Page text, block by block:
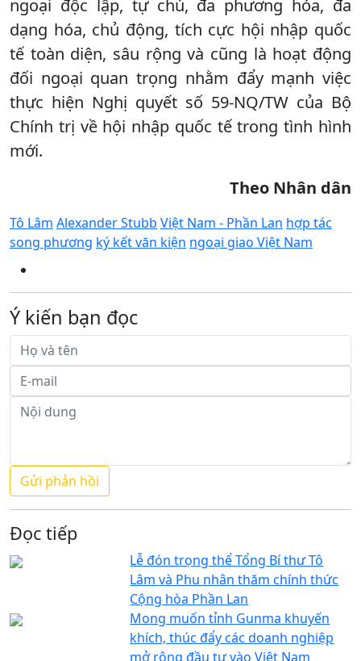
ngoại độc lập, tự chủ, đa phương hóa, đa
dạng hóa, chủ động, tích cực hội nhập quốc
tế toàn diện, sâu rộng và cũng là hoạt động
đối ngoại quan trọng nhằm đẩy mạnh việc
thực hiện Nghị quyết số 59-NQ/TW của Bộ
Chính trị về hội nhập quốc tế trong tình hình
mới.
Theo Nhân dân
Tô Lâm Alexander Stubb Việt Nam - Phần Lan hợp tác
song phương ký kết văn kiện ngoại giao Việt Nam
Ý kiến bạn đọc
Đọc tiếp
Lễ đón trọng thể Tổng Bí thư Tô
Lâm và Phu nhân thăm chính thức
Cộng hòa Phần Lan
Mong muốn tỉnh Gunma khuyến
khích, thúc đẩy các doanh nghiệp
mở rộng đầu tư vào Việt Nam